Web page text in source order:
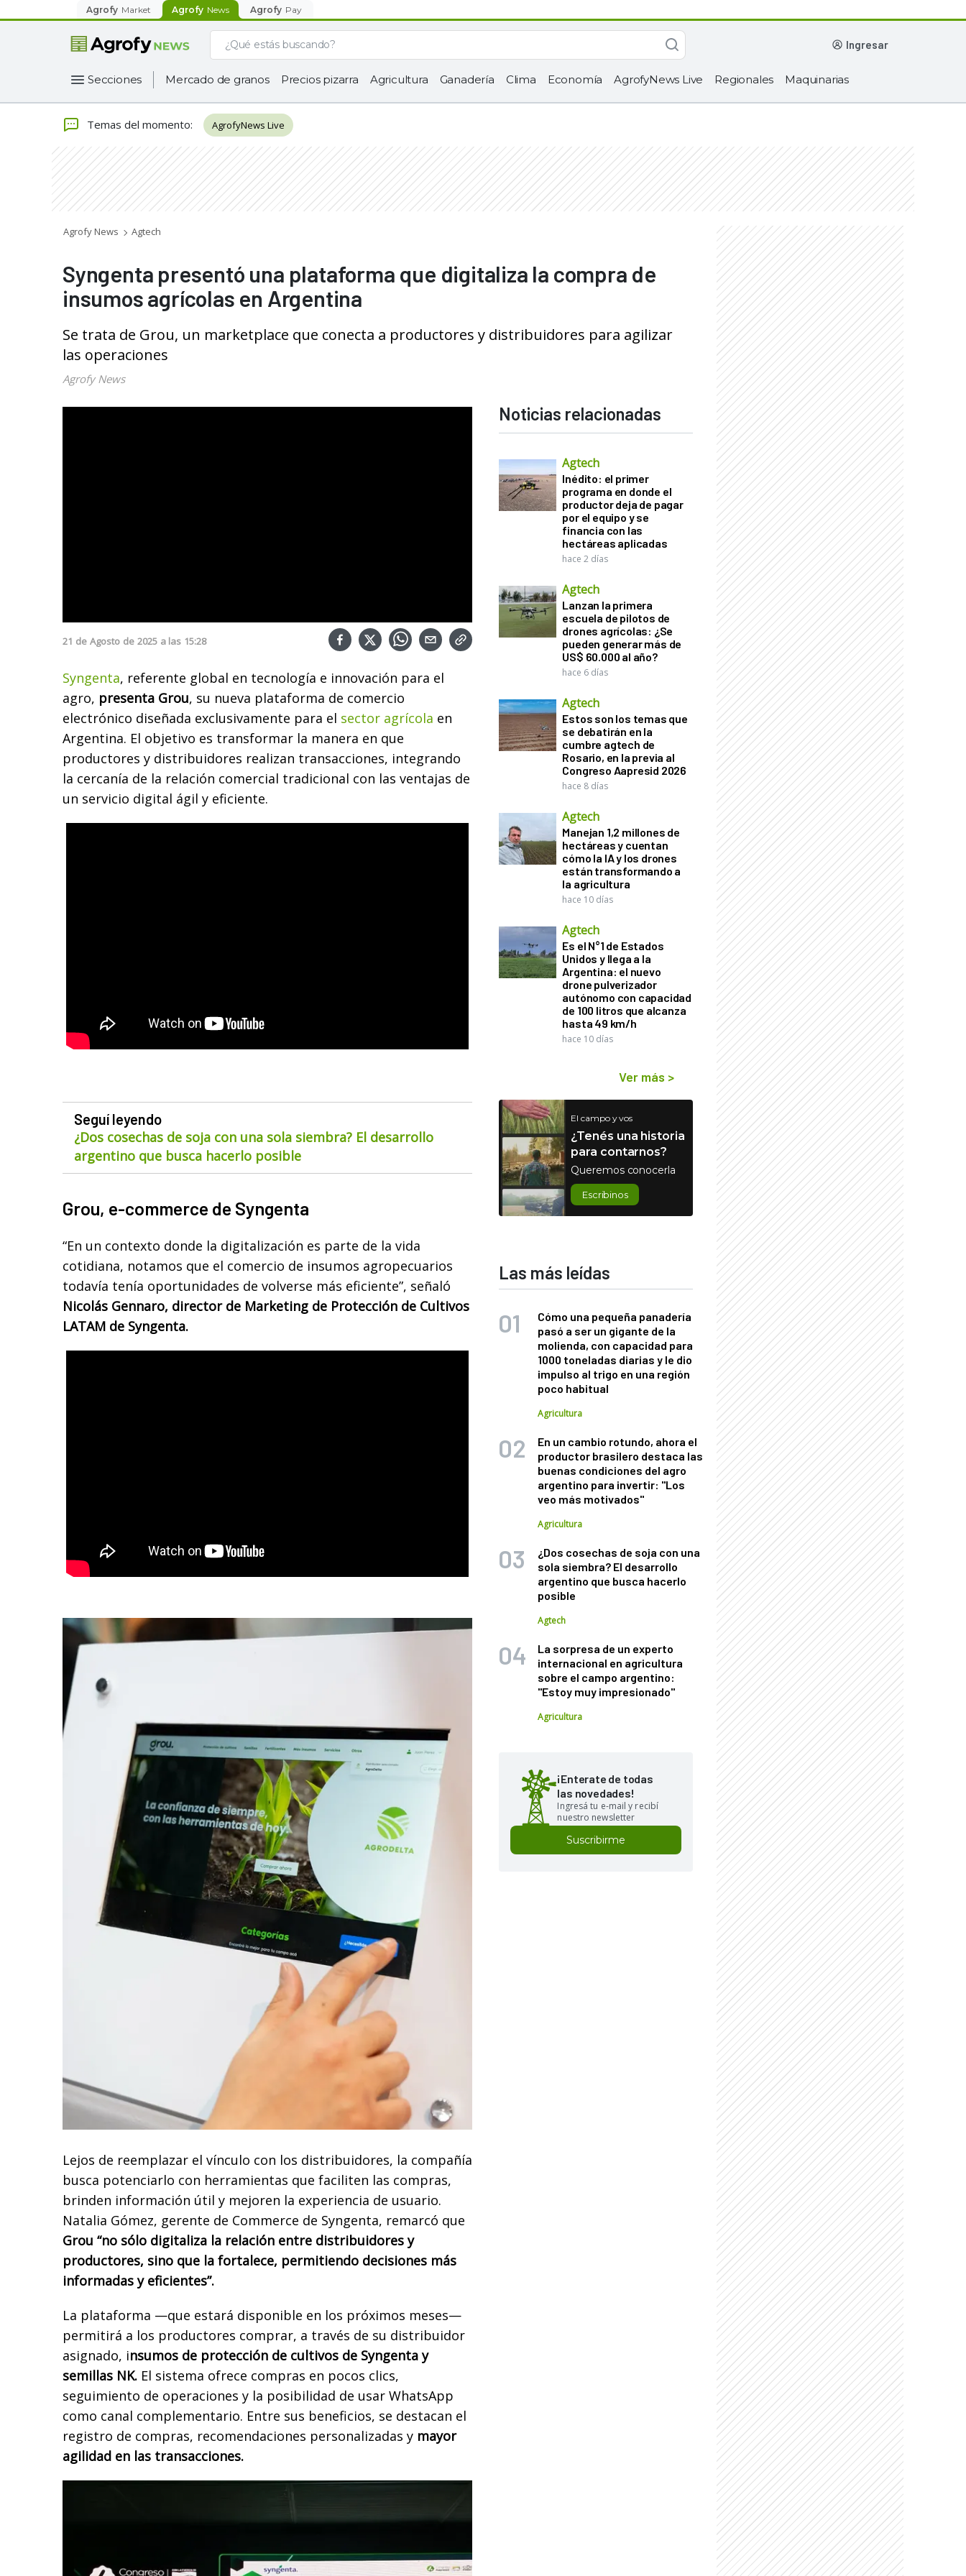
Agrofy Market Agrofy News Agrofy Pay
ingresar
Secciones Mercado de granos Precios pizarra Agricultura Ganadería Clima Economía AgrofyNews Live Regionales Maquinarias
Temas del momento: AgrofyNews Live
Agrofy News Agtech
Syngenta presentó una plataforma que digitaliza la compra de
insumos agrícolas en Argentina
Se trata de Grou, un marketplace que conecta a productores y distribuidores para agilizar
las operaciones
Agrofy News
21 de Agosto de 2025 a las 15:28
Syngenta, referente global en tecnología e innovación para el
agro, presenta Grou, su nueva plataforma de comercio
electrónico diseñada exclusivamente para el sector agrícola en
Argentina. El objetivo es transformar la manera en que
productores y distribuidores realizan transacciones, integrando
la cercanía de la relación comercial tradicional con las ventajas de
un servicio digital ágil y eficiente.
Seguí leyendo
¿Dos cosechas de soja con una sola siembra? El desarrollo
argentino que busca hacerlo posible
Grou, e-commerce de Syngenta
“En un contexto donde la digitalización es parte de la vida
cotidiana, notamos que el comercio de insumos agropecuarios
todavía tenía oportunidades de volverse más eficiente”, señaló
Nicolás Gennaro, director de Marketing de Protección de Cultivos
LATAM de Syngenta.
Lejos de reemplazar el vínculo con los distribuidores, la compañía
busca potenciarlo con herramientas que faciliten las compras,
brinden información útil y mejoren la experiencia de usuario.
Natalia Gómez, gerente de Commerce de Syngenta, remarcó que
Grou “no sólo digitaliza la relación entre distribuidores y
productores, sino que la fortalece, permitiendo decisiones más
informadas y eficientes”.
La plataforma —que estará disponible en los próximos meses—
permitirá a los productores comprar, a través de su distribuidor
asignado, insumos de protección de cultivos de Syngenta y
semillas NK. El sistema ofrece compras en pocos clics,
seguimiento de operaciones y la posibilidad de usar WhatsApp
como canal complementario. Entre sus beneficios, se destacan el
registro de compras, recomendaciones personalizadas y mayor
agilidad en las transacciones.
Noticias relacionadas
Agtech
Inédito: el primer
programa en donde el
productor deja de pagar
por el equipo y se
financia con las
hectáreas aplicadas
hace 2 días
Agtech
Lanzan la primera
escuela de pilotos de
drones agrícolas: ¿Se
pueden generar más de
US$ 60.000 al año?
hace 6 días
Agtech
Estos son los temas que
se debatirán en la
cumbre agtech de
Rosario, en la previa al
Congreso Aapresid 2026
hace 8 días
Agtech
Manejan 1,2 millones de
hectáreas y cuentan
cómo la IA y los drones
están transformando a
la agricultura
hace 10 días
Agtech
Es el N°1 de Estados
Unidos y llega a la
Argentina: el nuevo
drone pulverizador
autónomo con capacidad
de 100 litros que alcanza
hasta 49 km/h
hace 10 días
Ver más >
El campo y vos
¿Tenés una historia
para contarnos?
Queremos conocerla
Escribinos
Las más leídas
Cómo una pequeña panadería
pasó a ser un gigante de la
molienda, con capacidad para
1000 toneladas diarias y le dio
impulso al trigo en una región
poco habitual
Agricultura
En un cambio rotundo, ahora el
productor brasilero destaca las
buenas condiciones del agro
argentino para invertir: "Los
veo más motivados"
Agricultura
¿Dos cosechas de soja con una
sola siembra? El desarrollo
argentino que busca hacerlo
posible
Agtech
La sorpresa de un experto
internacional en agricultura
sobre el campo argentino:
"Estoy muy impresionado"
Agricultura
¡Enterate de todas
las novedades!
Ingresá tu e-mail y recibí
nuestro newsletter
Suscribirme